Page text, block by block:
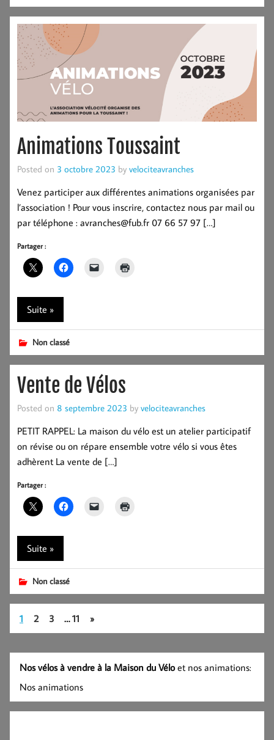
Animations Toussaint
Posted on 3 octobre 2023 by velociteavranches
Venez participer aux différentes animations organisées par
l’association ! Pour vous inscrire, contactez nous par mail ou
par téléphone : avranches@fub.fr 07 66 57 97 […]
Partager :
Suite »
Non classé
Vente de Vélos
Posted on 8 septembre 2023 by velociteavranches
PETIT RAPPEL: La maison du vélo est un atelier participatif
on révise ou on répare ensemble votre vélo si vous êtes
adhèrent La vente de […]
Partager :
Suite »
Non classé
1 2 3 … 11 »
Nos vélos à vendre à la Maison du Véloet nos animations:
Nos animations